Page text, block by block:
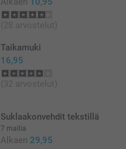
(28 arvostelut)
Taikamuki
16,95
(32 arvostelut)
Suklaakonvehdit tekstillä
7 mallia
Alkaen 29,95